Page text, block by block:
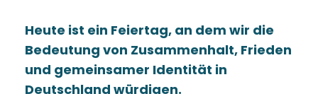
Heute ist ein Feiertag, an dem wir die
Bedeutung von Zusammenhalt, Frieden
und gemeinsamer Identität in
Deutschland würdigen.